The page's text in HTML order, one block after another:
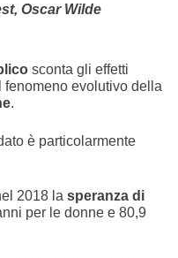
Oscar Wilde
sconta gli effetti
fenomeno evolutivo della
.
è particolarmente
2018 la speranza di
per le donne e 80,9